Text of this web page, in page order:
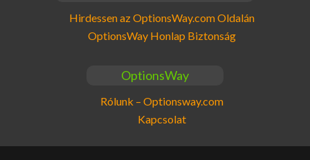
Hirdessen az OptionsWay.com Oldalán
OptionsWay Honlap Biztonság
OptionsWay
Rólunk – Optionsway.com
Kapcsolat